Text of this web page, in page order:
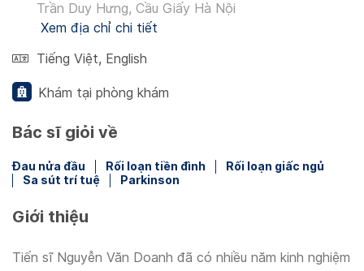
Trần Duy Hưng, Cầu Giấy Hà Nội
Xem địa chỉ chi tiết
Tiếng Việt, English
Khám tại phòng khám
Bác sĩ giỏi về
Đau nửa đầu Rối loạn tiền đình
Rối loạn giấc ngủ
Sa sút trí tuệ
Parkinson
Giới thiệu
Tiến sĩ Nguyễn Văn Doanh đã có nhiều năm kinh nghiệm